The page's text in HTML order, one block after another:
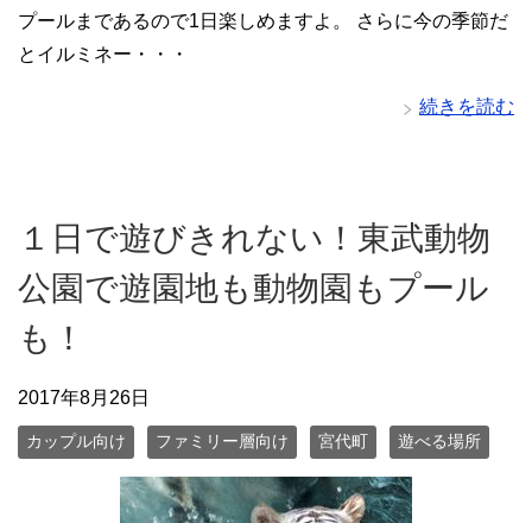
プールまであるので1日楽しめますよ。 さらに今の季節だ
とイルミネー・・・
続きを読む
１日で遊びきれない！東武動物
公園で遊園地も動物園もプール
も！
2017年8月26日
カップル向け ファミリー層向け 宮代町 遊べる場所